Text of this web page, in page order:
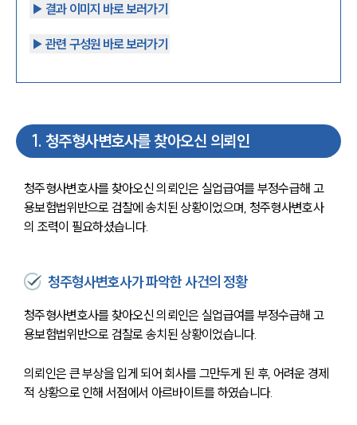
▶︎ 결과 이미지 바로 보러가기
▶︎ 관련 구성원 바로 보러가기
1. 청주형사변호사를 찾아오신 의뢰인
청주형사변호사를 찾아오신 의뢰인은 실업급여를 부정수급해 고
용보험법위반으로 검찰에 송치된 상황이었으며, 청주형사변호사
의 조력이 필요하셨습니다.
청주형사변호사가 파악한 사건의 정황
청주형사변호사를 찾아오신 의뢰인은 실업급여를 부정수급해 고
용보험법위반으로 검찰로 송치된 상황이었습니다.
의뢰인은 큰 부상을 입게 되어 회사를 그만두게 된 후, 어려운 경제
적 상황으로 인해 서점에서 아르바이트를 하였습니다.